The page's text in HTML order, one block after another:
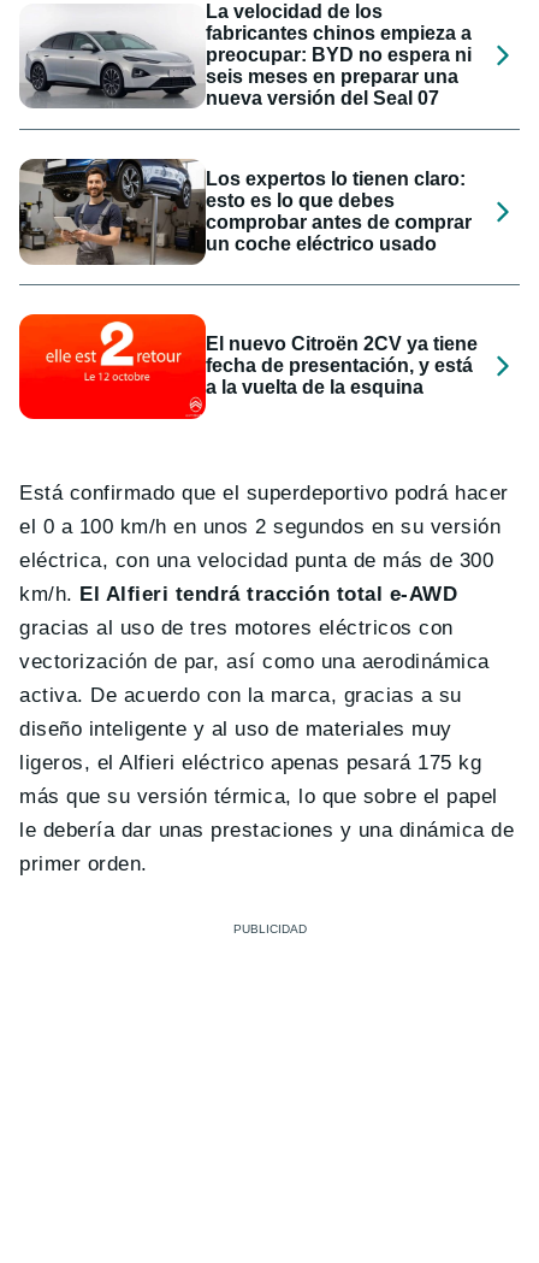
La velocidad de los
fabricantes chinos empieza a
preocupar: BYD no espera ni
seis meses en preparar una
nueva versión del Seal 07
Los expertos lo tienen claro:
esto es lo que debes
comprobar antes de comprar
un coche eléctrico usado
El nuevo Citroën 2CV ya tiene
fecha de presentación, y está
a la vuelta de la esquina
Está confirmado que el superdeportivo podrá hacer
el 0 a 100 km/h en unos 2 segundos en su versión
eléctrica, con una velocidad punta de más de 300
km/h. El Alfieri tendrá tracción total e-AWD
gracias al uso de tres motores eléctricos con
vectorización de par, así como una aerodinámica
activa. De acuerdo con la marca, gracias a su
diseño inteligente y al uso de materiales muy
ligeros, el Alfieri eléctrico apenas pesará 175 kg
más que su versión térmica, lo que sobre el papel
le debería dar unas prestaciones y una dinámica de
primer orden.